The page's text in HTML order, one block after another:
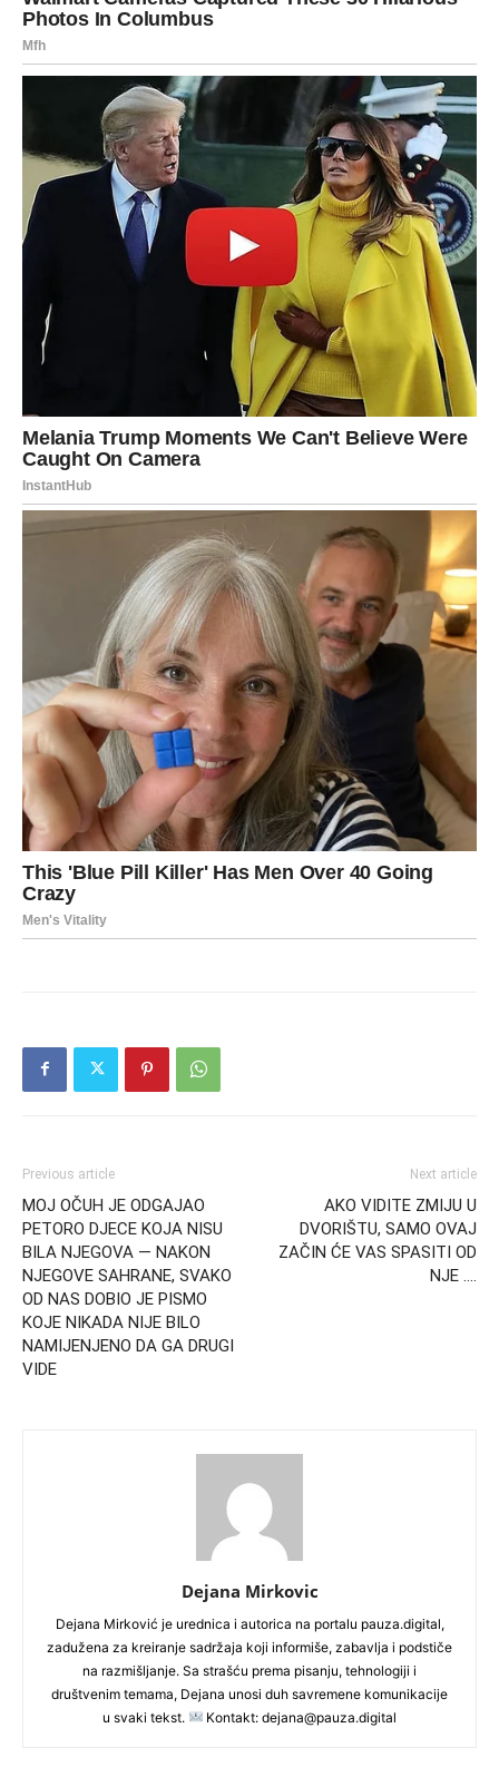
Previous article
MOJ OČUH JE ODGAJAO
PETORO DJECE KOJA NISU
BILA NJEGOVA — NAKON
NJEGOVE SAHRANE, SVAKO
OD NAS DOBIO JE PISMO
KOJE NIKADA NIJE BILO
NAMIJENJENO DA GA DRUGI
VIDE
Next article
AKO VIDITE ZMIJU U
DVORIŠTU, SAMO OVAJ
ZAČIN ĆE VAS SPASITI OD
NJE ….
Dejana Mirkovic
Dejana Mirković je urednica i autorica na portalu pauza.digital,
zadužena za kreiranje sadržaja koji informiše, zabavlja i podstiče
na razmišljanje. Sa strašću prema pisanju, tehnologiji i
društvenim temama, Dejana unosi duh savremene komunikacije
u svaki tekst.
Kontakt: dejana@pauza.digital